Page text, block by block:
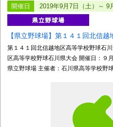
開催日 2019年9月7日（土）～ 9
【県立野球場】第１４１回北信
第１４１回北信越地区高等学校野球石
区高等学校野球石川県大会 開催日：９
県立野球場 主催者：石川県高等学校野